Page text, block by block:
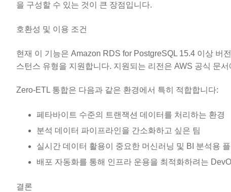
을 구성할 수 있는 것이 큰 장점입니다.
호환성 및 이용 조건
현재 이 기능은 Amazon RDS for PostgreSQL 15.4 이상 버
스턴스 유형을 지원합니다. 지원되는 리전은 AWS 공식 문
Zero-ETL 통합은 다음과 같은 환경에서 특히 적합합니다:
페타바이트 수준의 트랜잭션 데이터를 처리하는 환경
분석 데이터 파이프라인을 간소화하고 싶은 팀
실시간 데이터 활용이 중요한 머신러닝 및 BI 분석용
배포 자동화를 통해 인프라 운용을 최적화하려는
결론